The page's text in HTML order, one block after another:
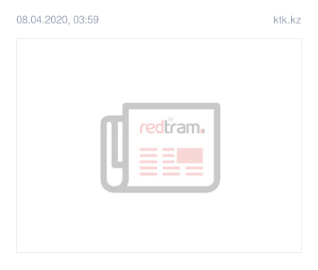
08.04.2020, 03:59 ktk.kz